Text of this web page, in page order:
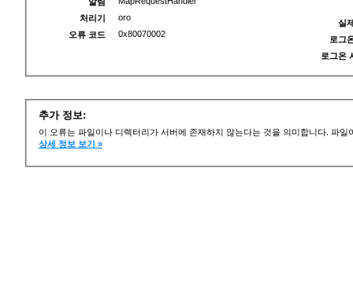
처리기
oro
오류 코드
0x80070002
실
로그
로그온
추가 정보:
이 오류는 파일이나 디렉터리가 서버에 존재하지 않는다는 것을 의미합니다. 파
상세 정보 보기 »